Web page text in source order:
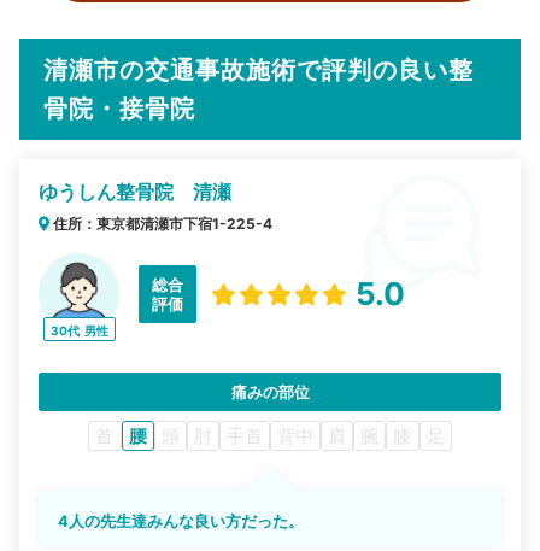
清瀬市の交通事故施術で評判の良い整
骨院・接骨院
ゆうしん整骨院 清瀬
住所：東京都清瀬市下宿1-225-4
30代 男性
総合
評価
5.0
痛みの部位
首 腰 頭 肘 手首 背中 肩 腕 膝 足
4人の先生達みんな良い方だった。